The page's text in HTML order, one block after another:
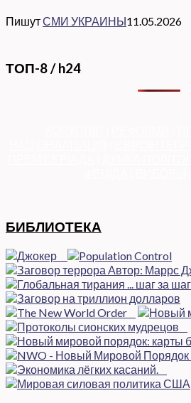
ПишутСМИ УКРАИНЫ11.05.2026
ТОП-8 / h24
БИБЛИОТЕКА